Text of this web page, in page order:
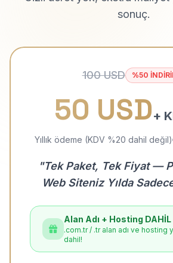
sonuç.
100 USD %50
50 USD+
Yıllık ödeme (KDV %20 dahil değil)
"Tek Paket, Tek Fiyat —
Web Siteniz Yılda
Alan Adı + Hosting DAHİL
.com.tr / .tr alan adı ve hosting
dahil!